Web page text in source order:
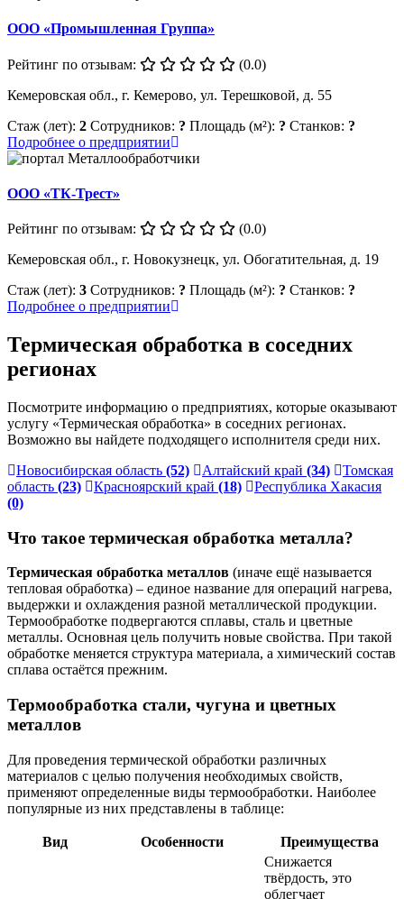
ООО «Промышленная Группа»
Рейтинг по отзывам:
(0.0)
Кемеровская обл., г. Кемерово, ул. Терешковой, д. 55
Стаж (лет): 2 Сотрудников: ? Площадь (м²): ? Станков: ?
Подробнее о предприятии
ООО «ТК-Трест»
Рейтинг по отзывам:
(0.0)
Кемеровская обл., г. Новокузнецк, ул. Обогатительная, д. 19
Стаж (лет): 3 Сотрудников: ? Площадь (м²): ? Станков: ?
Подробнее о предприятии
Термическая обработка в соседних
регионах
Посмотрите информацию о предприятиях, которые оказывают
услугу «Термическая обработка» в соседних регионах.
Возможно вы найдете подходящего исполнителя среди них.
Новосибирская область (52) Алтайский край (34)
Томская
область (23) Красноярский край (18)
Республика Хакасия
(0)
Что такое термическая обработка металла?
Термическая обработка металлов (иначе ещё называется
тепловая обработка) – единое название для операций нагрева,
выдержки и охлаждения разной металлической продукции.
Термообработке подвергаются сплавы, сталь и цветные
металлы. Основная цель получить новые свойства. При такой
обработке меняется структура материала, а химический состав
сплава остаётся прежним.
Термообработка стали, чугуна и цветных
металлов
Для проведения термической обработки различных
материалов с целью получения необходимых свойств,
применяют определенные виды термообработки. Наиболее
популярные из них представлены в таблице:
Вид Особенности Преимущества
Снижается
твёрдость, это
облегчает